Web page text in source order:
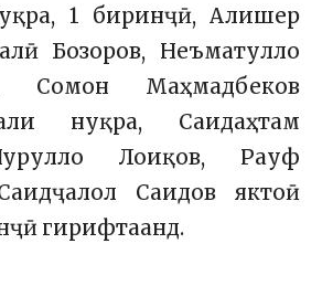
1 биринҷӣ, Алишер
Бозоров, Неъматулло
Сомон Маҳмадбеков
нуқра, Саидаҳтам
Лоиқов, Рауф
Саидов яктоӣ
гирифтаанд.